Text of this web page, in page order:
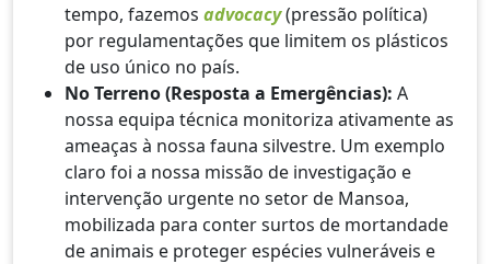
tempo, fazemos advocacy(pressão política)
por regulamentações que limitem os plásticos
de uso único no país.
No Terreno (Resposta a Emergências): A
nossa equipa técnica monitoriza ativamente as
ameaças à nossa fauna silvestre. Um exemplo
claro foi a nossa missão de investigação e
intervenção urgente no setor de Mansoa,
mobilizada para conter surtos de mortandade
de animais e proteger espécies vulneráveis e